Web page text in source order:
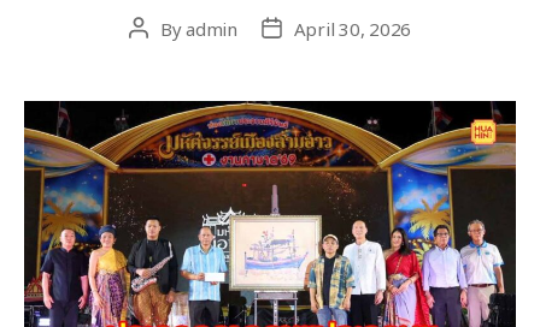
Byadmin April 30, 2026